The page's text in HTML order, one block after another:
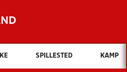
Hvad vil du søge efter?
INDHOLD OG NYHEDER
SPILLESTED KAMP